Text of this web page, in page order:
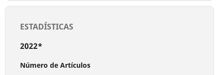
ESTADÍSTICAS
2022*
Número de Artículos